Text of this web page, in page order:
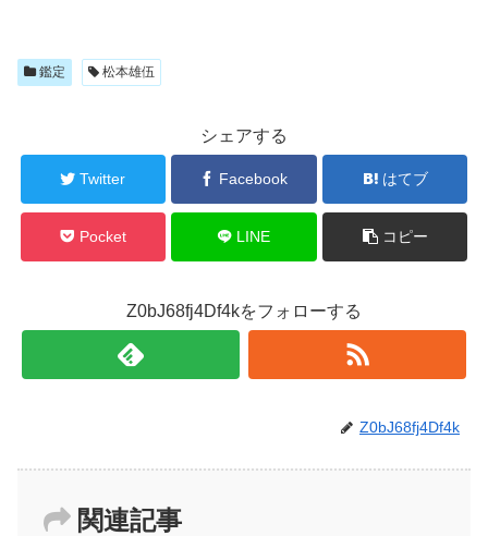
鑑定 松本雄伍
シェアする
Twitter Facebook はてブ
Pocket LINE コピー
Z0bJ68fj4Df4kをフォローする
Z0bJ68fj4Df4k
関連記事